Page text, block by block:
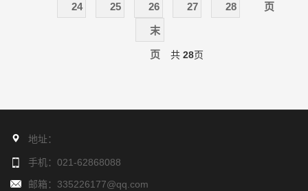
24 25 26 27 28 页
末
页 共 28页
地址：
手机：021-62868088
邮箱：335226177@qq.com